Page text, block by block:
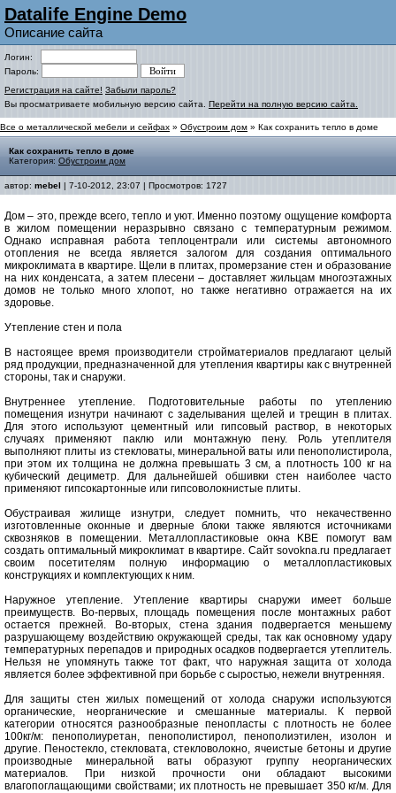
Datalife Engine Demo
Описание сайта
Логин:
Пароль:
Регистрация на сайте! Забыли пароль?
Вы просматриваете мобильную версию сайта. Перейти на полную версию сайта.
Все о металлической мебели и сейфах » Обустроим дом » Как сохранить тепло в доме
Как сохранить тепло в доме
Категория: Обустроим дом
автор: mebel | 7-10-2012, 23:07 | Просмотров: 1727
Дом – это, прежде всего, тепло и уют. Именно поэтому ощущение комфорта
в жилом помещении неразрывно связано с температурным режимом.
Однако исправная работа теплоцентрали или системы автономного
отопления не всегда является залогом для создания оптимального
микроклимата в квартире. Щели в плитах, промерзание стен и образование
на них конденсата, а затем плесени – доставляет жильцам многоэтажных
домов не только много хлопот, но также негативно отражается на их
здоровье.
Утепление стен и пола
В настоящее время производители стройматериалов предлагают целый
ряд продукции, предназначенной для утепления квартиры как с внутренней
стороны, так и снаружи.
Внутреннее утепление. Подготовительные работы по утеплению
помещения изнутри начинают с заделывания щелей и трещин в плитах.
Для этого используют цементный или гипсовый раствор, в некоторых
случаях применяют паклю или монтажную пену. Роль утеплителя
выполняют плиты из стекловаты, минеральной ваты или пенополистирола,
при этом их толщина не должна превышать 3 см, а плотность 100 кг на
кубический дециметр. Для дальнейшей обшивки стен наиболее часто
применяют гипсокартонные или гипсоволокнистые плиты.
Обустраивая жилище изнутри, следует помнить, что некачественно
изготовленные оконные и дверные блоки также являются источниками
сквозняков в помещении. Металлопластиковые окна KBE помогут вам
создать оптимальный микроклимат в квартире. Сайт sovokna.ru предлагает
своим посетителям полную информацию о металлопластиковых
конструкциях и комплектующих к ним.
Наружное утепление. Утепление квартиры снаружи имеет больше
преимуществ. Во-первых, площадь помещения после монтажных работ
остается прежней. Во-вторых, стена здания подвергается меньшему
разрушающему воздействию окружающей среды, так как основному удару
температурных перепадов и природных осадков подвергается утеплитель.
Нельзя не упомянуть также тот факт, что наружная защита от холода
является более эффективной при борьбе с сыростью, нежели внутренняя.
Для защиты стен жилых помещений от холода снаружи используются
органические, неорганические и смешанные материалы. К первой
категории относятся разнообразные пенопласты с плотность не более
100кг/м: пенополиуретан, пенополистирол, пенополиэтилен, изолон и
другие. Пеностекло, стекловата, стекловолокно, ячеистые бетоны и другие
производные минеральной ваты образуют группу неорганических
материалов. При низкой прочности они обладают высокими
влагопоглащающими свойствами; их плотность не превышает 350 кг/м. Для